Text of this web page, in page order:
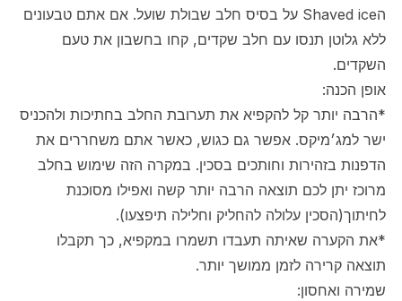
הShaved ice על בסיס חלב שבולת שועל. אם אתם טבעונים
ללא גלוטן תנסו עם חלב שקדים, קחו בחשבון את טעם
השקדים.
אופן הכנה:
*הרבה יותר קל להקפיא את תערובת החלב בחתיכות ולהכניס
ישר למג׳מיקס. אפשר גם כגוש, כאשר אתם משחררים את
הדפנות בזהירות וחותכים בסכין. במקרה הזה שימוש בחלב
מרוכז יתן לכם תוצאה הרבה יותר קשה ואפילו מסוכנת
לחיתוך(הסכין עלולה להחליק וחלילה תיפצעו).
*את הקערה שאיתה תעבדו תשמרו במקפיא, כך תקבלו
תוצאה קרירה לזמן ממושך יותר.
שמירה ואחסון: